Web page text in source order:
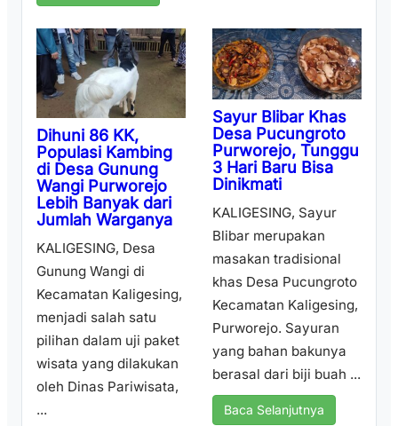
Dihuni 86 KK,
Populasi Kambing
di Desa Gunung
Wangi Purworejo
Lebih Banyak dari
Jumlah Warganya
KALIGESING, Desa
Gunung Wangi di
Kecamatan Kaligesing,
menjadi salah satu
pilihan dalam uji paket
wisata yang dilakukan
oleh Dinas Pariwisata,
...
Sayur Blibar Khas
Desa Pucungroto
Purworejo, Tunggu
3 Hari Baru Bisa
Dinikmati
KALIGESING, Sayur
Blibar merupakan
masakan tradisional
khas Desa Pucungroto
Kecamatan Kaligesing,
Purworejo. Sayuran
yang bahan bakunya
berasal dari biji buah ...
Baca Selanjutnya